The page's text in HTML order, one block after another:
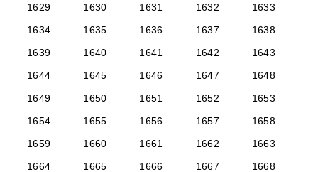
1629
1630 1631 1632
1633
1634
1635 1636 1637
1638
1639
1640 1641 1642
1643
1644
1645 1646 1647
1648
1649
1650 1651 1652
1653
1654
1655 1656 1657
1658
1659
1660 1661 1662
1663
1664
1665 1666 1667
1668